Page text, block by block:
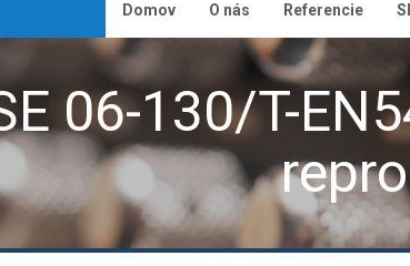
Domov O nás Referencie
06-130/T-